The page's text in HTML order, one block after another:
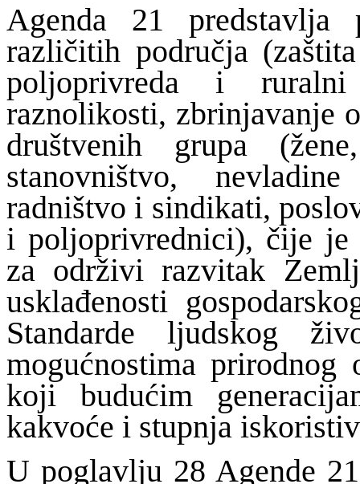
Agenda 21
različitih područja
poljoprivreda i
raznolikosti, zbrinjavanje
društvenih grupa
stanovništvo,
radništvo i sindikati,
i poljoprivrednici), čije je
za održivi razvitak
usklađenosti
Standarde ljudskog
mogućnostima prirodnog
koji budućim
kakvoće i stupnja
U poglavlju 28 Agende